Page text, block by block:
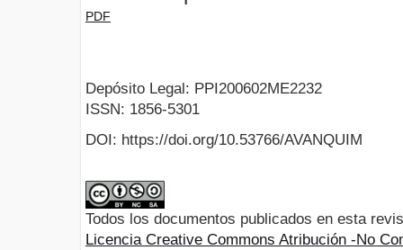
PDF
Depósito Legal: PPI200602ME2232
ISSN: 1856-5301
DOI: https://doi.org/10.53766/AVANQUIM
Todos los documentos publicados en esta
Licencia Creative Commons Atribución -No